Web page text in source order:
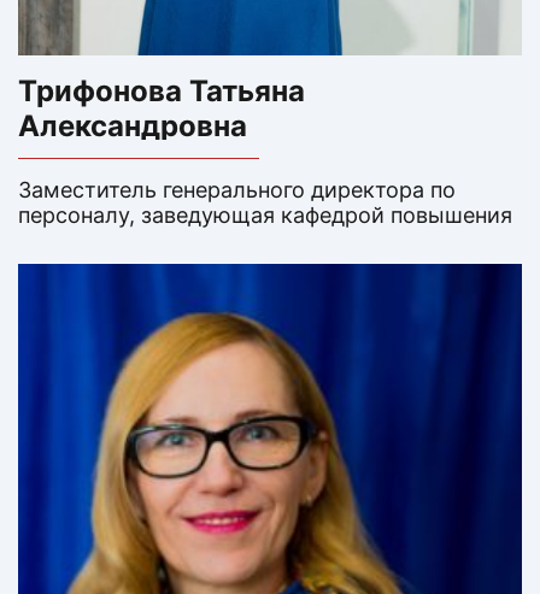
Трифонова Татьяна
Александровна
Заместитель генерального директора по
персоналу, заведующая кафедрой повышения
языка. Кандидат педагогических наук,
Lingua с 1999 года.